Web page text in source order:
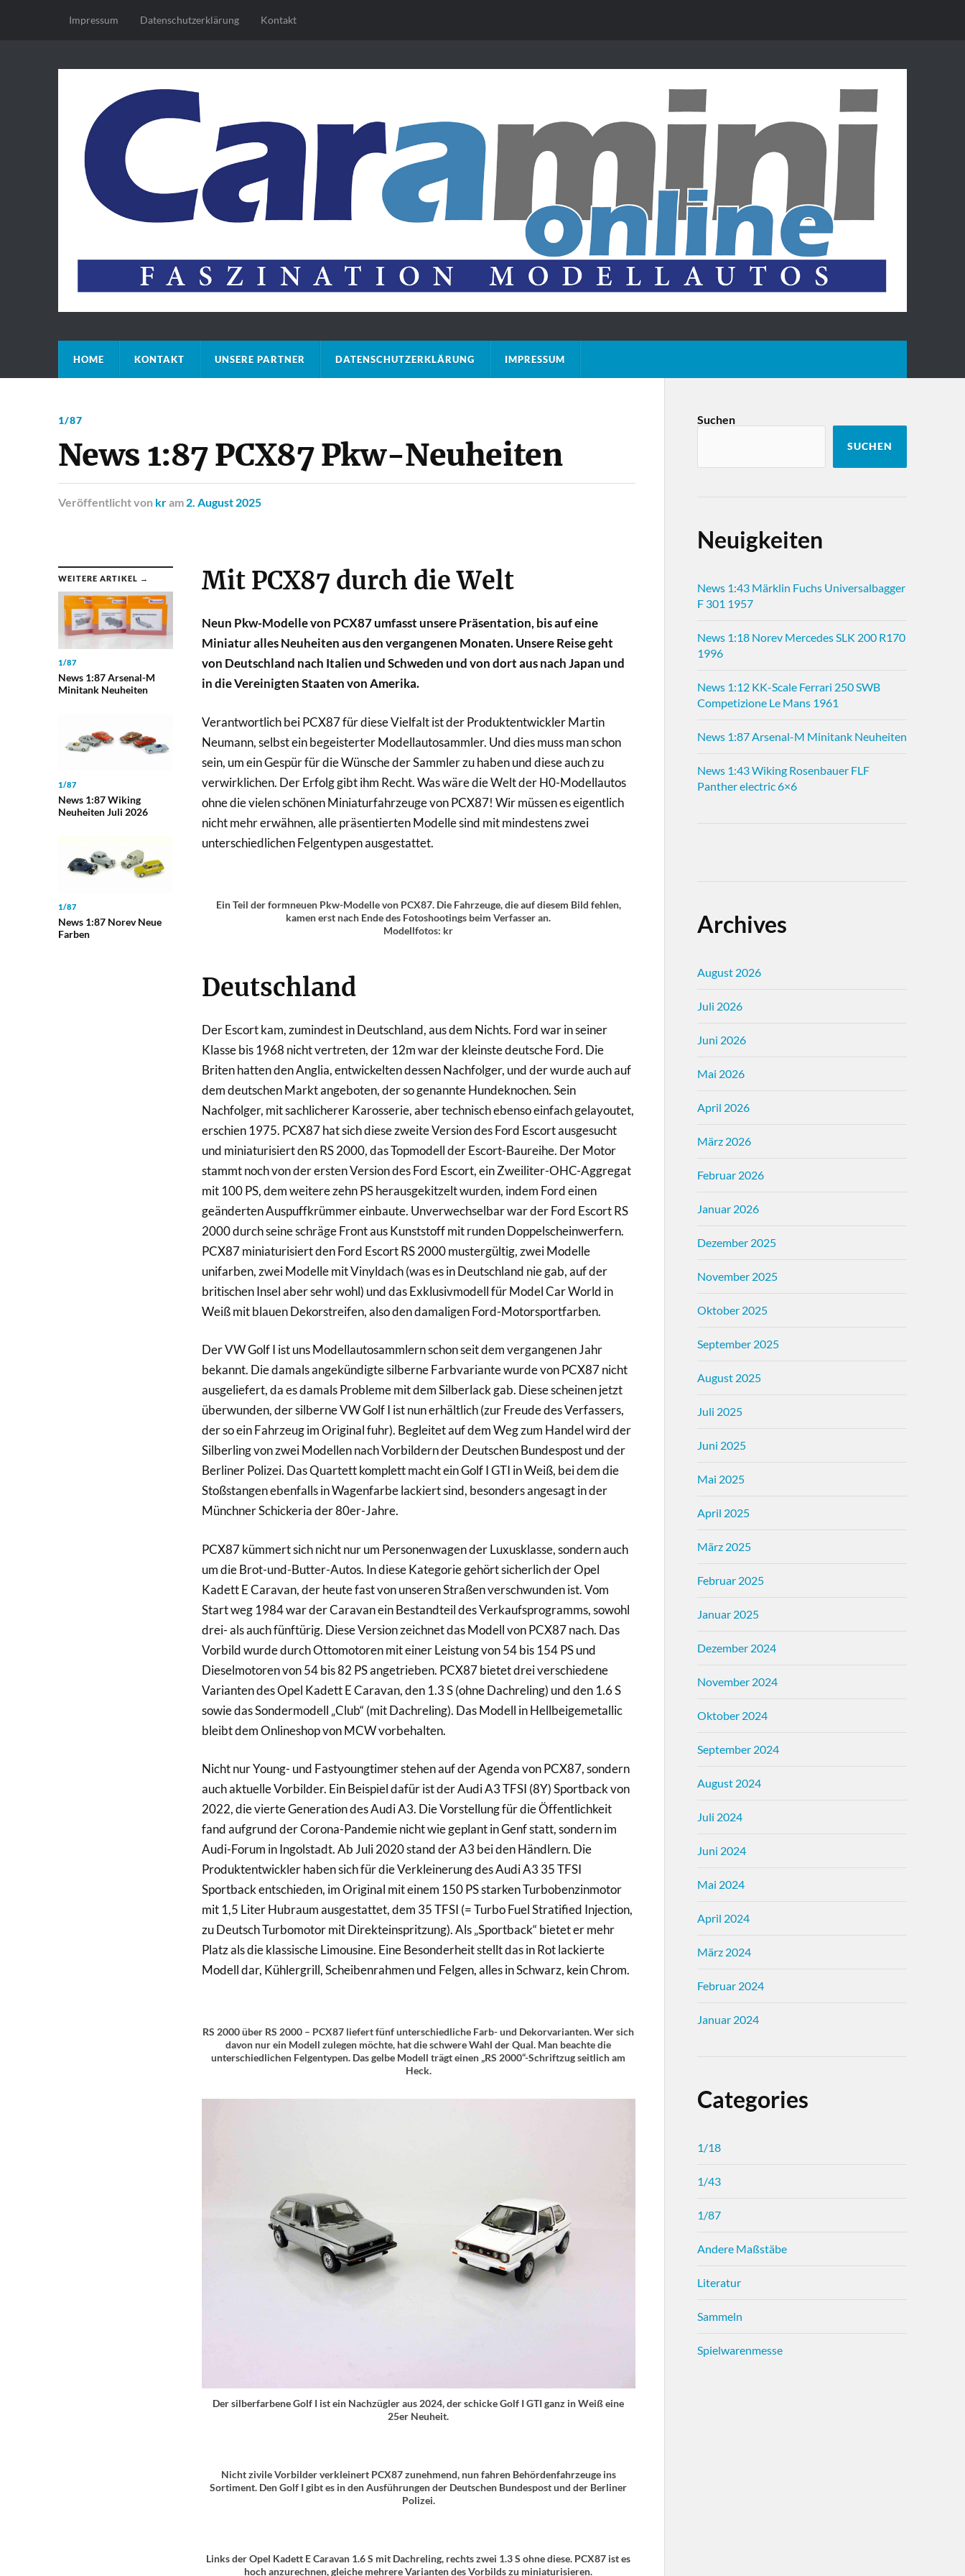
Impressum Datenschutz­erklärung Kontakt
HOME KONTAKT UNSERE PARTNER DATENSCHUTZ­ERKLÄRUNG IMPRESSUM
1/87
News 1:87 PCX87 Pkw-Neuheiten
Veröffentlichtvon kram 2. August 2025
WEITERE ARTIKEL →
1/87
News 1:87 Arsenal-M
Minitank Neuheiten
1/87
News 1:87 Wiking
Neuheiten Juli 2026
1/87
News 1:87 Norev Neue
Farben
Mit PCX87 durch die Welt
Neun Pkw-Modelle von PCX87 umfasst unsere Präsentation, bis auf eine
Miniatur alles Neuheiten aus den vergangenen Monaten. Unsere Reise geht
von Deutschland nach Italien und Schweden und von dort aus nach Japan und
in die Vereinigten Staaten von Amerika.
Verantwortlich bei PCX87 für diese Vielfalt ist der Produktentwickler Martin
Neumann, selbst ein begeisterter Modellautosammler. Und dies muss man schon
sein, um ein Gespür für die Wünsche der Sammler zu haben und diese auch zu
verwirklichen. Der Erfolg gibt ihm Recht. Was wäre die Welt der H0-Modellautos
ohne die vielen schönen Miniaturfahrzeuge von PCX87! Wir müssen es eigentlich
nicht mehr erwähnen, alle präsentierten Modelle sind mit mindestens zwei
unterschiedlichen Felgentypen ausgestattet.
Ein Teil der formneuen Pkw-Modelle von PCX87. Die Fahrzeuge, die auf diesem Bild fehlen,
kamen erst nach Ende des Fotoshootings beim Verfasser an.
Modellfotos: kr
Deutschland
Der Escort kam, zumindest in Deutschland, aus dem Nichts. Ford war in seiner
Klasse bis 1968 nicht vertreten, der 12m war der kleinste deutsche Ford. Die
Briten hatten den Anglia, entwickelten dessen Nachfolger, und der wurde auch auf
dem deutschen Markt angeboten, der so genannte Hundeknochen. Sein
Nachfolger, mit sachlicherer Karosserie, aber technisch ebenso einfach gelayoutet,
erschien 1975. PCX87 hat sich diese zweite Version des Ford Escort ausgesucht
und miniaturisiert den RS 2000, das Topmodell der Escort-Baureihe. Der Motor
stammt noch von der ersten Version des Ford Escort, ein Zweiliter-OHC-Aggregat
mit 100 PS, dem weitere zehn PS herausgekitzelt wurden, indem Ford einen
geänderten Auspuffkrümmer einbaute. Unverwechselbar war der Ford Escort RS
2000 durch seine schräge Front aus Kunststoff mit runden Doppelscheinwerfern.
PCX87 miniaturisiert den Ford Escort RS 2000 mustergültig, zwei Modelle
unifarben, zwei Modelle mit Vinyldach (was es in Deutschland nie gab, auf der
britischen Insel aber sehr wohl) und das Exklusivmodell für Model Car World in
Weiß mit blauen Dekorstreifen, also den damaligen Ford-Motorsportfarben.
Der VW Golf I ist uns Modellautosammlern schon seit dem vergangenen Jahr
bekannt. Die damals angekündigte silberne Farbvariante wurde von PCX87 nicht
ausgeliefert, da es damals Probleme mit dem Silberlack gab. Diese scheinen jetzt
überwunden, der silberne VW Golf I ist nun erhältlich (zur Freude des Verfassers,
der so ein Fahrzeug im Original fuhr). Begleitet auf dem Weg zum Handel wird der
Silberling von zwei Modellen nach Vorbildern der Deutschen Bundespost und der
Berliner Polizei. Das Quartett komplett macht ein Golf I GTI in Weiß, bei dem die
Stoßstangen ebenfalls in Wagenfarbe lackiert sind, besonders angesagt in der
Münchner Schickeria der 80er-Jahre.
PCX87 kümmert sich nicht nur um Personenwagen der Luxusklasse, sondern auch
um die Brot-und-Butter-Autos. In diese Kategorie gehört sicherlich der Opel
Kadett E Caravan, der heute fast von unseren Straßen verschwunden ist. Vom
Start weg 1984 war der Caravan ein Bestandteil des Verkaufsprogramms, sowohl
drei- als auch fünftürig. Diese Version zeichnet das Modell von PCX87 nach. Das
Vorbild wurde durch Ottomotoren mit einer Leistung von 54 bis 154 PS und
Dieselmotoren von 54 bis 82 PS angetrieben. PCX87 bietet drei verschiedene
Varianten des Opel Kadett E Caravan, den 1.3 S (ohne Dachreling) und den 1.6 S
sowie das Sondermodell „Club“ (mit Dachreling). Das Modell in Hellbeigemetallic
bleibt dem Onlineshop von MCW vorbehalten.
Nicht nur Young- und Fastyoungtimer stehen auf der Agenda von PCX87, sondern
auch aktuelle Vorbilder. Ein Beispiel dafür ist der Audi A3 TFSI (8Y) Sportback von
2022, die vierte Generation des Audi A3. Die Vorstellung für die Öffentlichkeit
fand aufgrund der Corona-Pandemie nicht wie geplant in Genf statt, sondern im
Audi-Forum in Ingolstadt. Ab Juli 2020 stand der A3 bei den Händlern. Die
Produktentwickler haben sich für die Verkleinerung des Audi A3 35 TFSI
Sportback entschieden, im Original mit einem 150 PS starken Turbobenzinmotor
mit 1,5 Liter Hubraum ausgestattet, dem 35 TFSI (= Turbo Fuel Stratified Injection,
zu Deutsch Turbomotor mit Direkteinspritzung). Als „Sportback“ bietet er mehr
Platz als die klassische Limousine. Eine Besonderheit stellt das in Rot lackierte
Modell dar, Kühlergrill, Scheibenrahmen und Felgen, alles in Schwarz, kein Chrom.
RS 2000 über RS 2000 – PCX87 liefert fünf unterschiedliche Farb- und Dekorvarianten. Wer sich
davon nur ein Modell zulegen möchte, hat die schwere Wahl der Qual. Man beachte die
unterschiedlichen Felgentypen. Das gelbe Modell trägt einen „RS 2000“-Schriftzug seitlich am
Heck.
Der silberfarbene Golf I ist ein Nachzügler aus 2024, der schicke Golf I GTI ganz in Weiß eine
25er Neuheit.
Nicht zivile Vorbilder verkleinert PCX87 zunehmend, nun fahren Behördenfahrzeuge ins
Sortiment. Den Golf I gibt es in den Ausführungen der Deutschen Bundespost und der Berliner
Polizei.
Links der Opel Kadett E Caravan 1.6 S mit Dachreling, rechts zwei 1.3 S ohne diese. PCX87 ist es
hoch anzurechnen, gleiche mehrere Varianten des Vorbilds zu miniaturisieren.
Suchen
SUCHEN
Neuigkeiten
News 1:43 Märklin Fuchs Universalbagger
F 301 1957
News 1:18 Norev Mercedes SLK 200 R170
1996
News 1:12 KK-Scale Ferrari 250 SWB
Competizione Le Mans 1961
News 1:87 Arsenal-M Minitank Neuheiten
News 1:43 Wiking Rosenbauer FLF
Panther electric 6×6
Archives
August 2026
Juli 2026
Juni 2026
Mai 2026
April 2026
März 2026
Februar 2026
Januar 2026
Dezember 2025
November 2025
Oktober 2025
September 2025
August 2025
Juli 2025
Juni 2025
Mai 2025
April 2025
März 2025
Februar 2025
Januar 2025
Dezember 2024
November 2024
Oktober 2024
September 2024
August 2024
Juli 2024
Juni 2024
Mai 2024
April 2024
März 2024
Februar 2024
Januar 2024
Categories
1/18
1/43
1/87
Andere Maßstäbe
Literatur
Sammeln
Spielwarenmesse